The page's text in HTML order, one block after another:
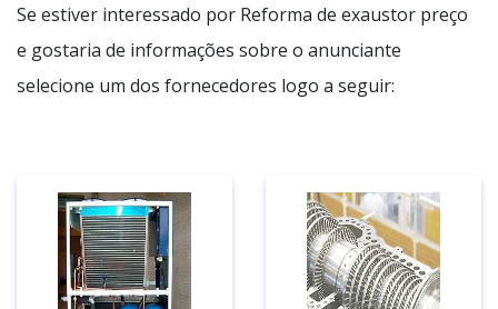
Se estiver interessado por Reforma de exaustor preço
e gostaria de informações sobre o anunciante
selecione um dos fornecedores logo a seguir: